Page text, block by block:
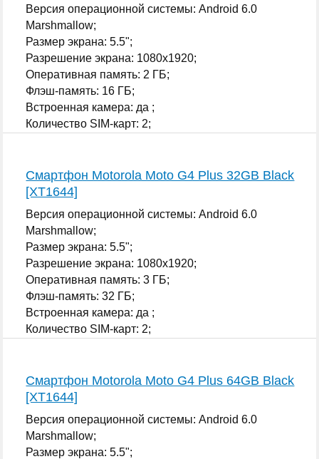
Версия операционной системы: Android 6.0
Marshmallow;
Размер экрана: 5.5";
Разрешение экрана: 1080x1920;
Оперативная память: 2 ГБ;
Флэш-память: 16 ГБ;
Встроенная камера: да ;
Количество SIM-карт: 2;
Смартфон Motorola Moto G4 Plus 32GB Black
[XT1644]
Версия операционной системы: Android 6.0
Marshmallow;
Размер экрана: 5.5";
Разрешение экрана: 1080x1920;
Оперативная память: 3 ГБ;
Флэш-память: 32 ГБ;
Встроенная камера: да ;
Количество SIM-карт: 2;
Смартфон Motorola Moto G4 Plus 64GB Black
[XT1644]
Версия операционной системы: Android 6.0
Marshmallow;
Размер экрана: 5.5";